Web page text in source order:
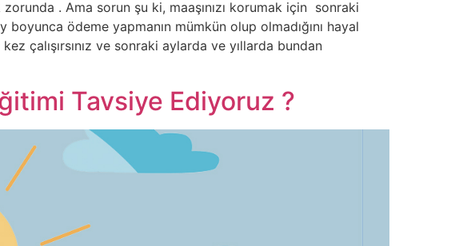
. Ama sorun şu ki, maaşınızı korumak için sonraki
ödeme yapmanın mümkün olup olmadığını hayal
çalışırsınız ve sonraki aylarda ve yıllarda bundan
Tavsiye Ediyoruz ?